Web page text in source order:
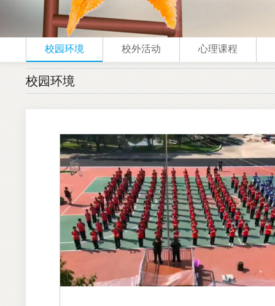
校园环境 校外活动 心理课程
校园环境